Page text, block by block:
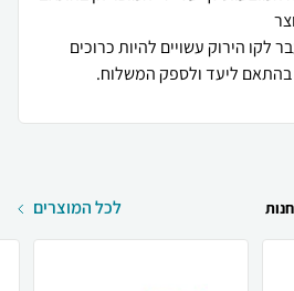
לקו הירוק עשויים להיות כרוכים
ליעד ולספק המשלוח.
לכל המוצרים